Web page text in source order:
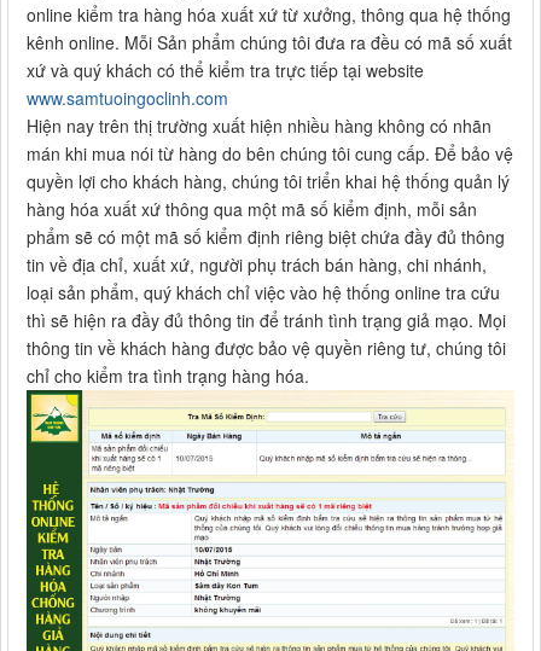
online kiểm tra hàng hóa xuất xứ từ xưởng, thông qua hệ thống
kênh online. Mỗi Sản phẩm chúng tôi đưa ra đều có mã số xuất
xứ và quý khách có thể kiểm tra trực tiếp tại website
www.samtuoingoclinh.com
Hiện nay trên thị trường xuất hiện nhiều hàng không có nhãn
mán khi mua nói từ hàng do bên chúng tôi cung cấp. Để bảo vệ
quyền lợi cho khách hàng, chúng tôi triển khai hệ thống quản lý
hàng hóa xuất xứ thông qua một mã số kiểm định, mỗi sản
phẩm sẽ có một mã số kiểm định riêng biệt chứa đầy đủ thông
tin về địa chỉ, xuất xứ, người phụ trách bán hàng, chi nhánh,
loại sản phẩm, quý khách chỉ việc vào hệ thống online tra cứu
thì sẽ hiện ra đầy đủ thông tin để tránh tình trạng giả mạo. Mọi
thông tin về khách hàng được bảo vệ quyền riêng tư, chúng tôi
chỉ cho kiểm tra tình trạng hàng hóa.